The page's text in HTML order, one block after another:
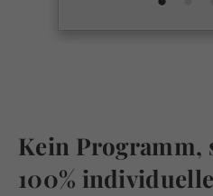
Kein Programm,
100%